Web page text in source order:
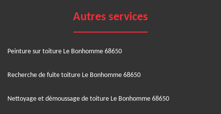
Autres services
Peinture sur toiture Le Bonhomme 68650
Recherche de fuite toiture Le Bonhomme 68650
Nettoyage et démoussage de toiture Le Bonhomme 68650